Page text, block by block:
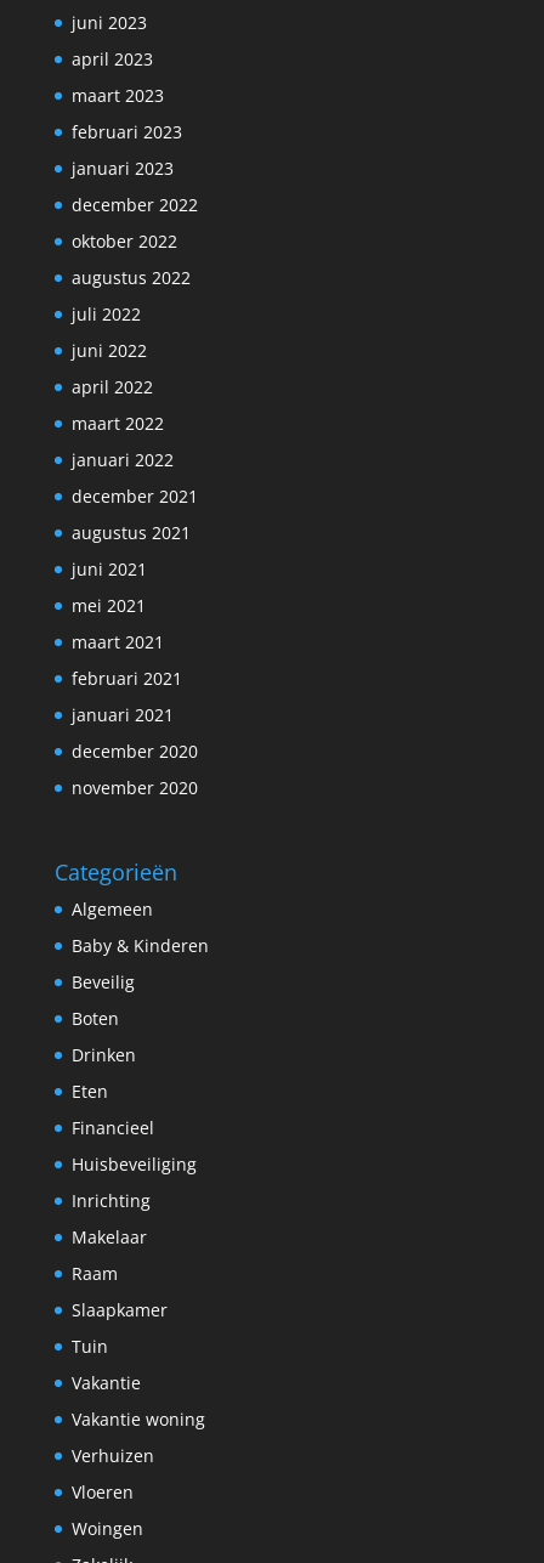
juni 2023
april 2023
maart 2023
februari 2023
januari 2023
december 2022
oktober 2022
augustus 2022
juli 2022
juni 2022
april 2022
maart 2022
januari 2022
december 2021
augustus 2021
juni 2021
mei 2021
maart 2021
februari 2021
januari 2021
december 2020
november 2020
Categorieën
Algemeen
Baby & Kinderen
Beveilig
Boten
Drinken
Eten
Financieel
Huisbeveiliging
Inrichting
Makelaar
Raam
Slaapkamer
Tuin
Vakantie
Vakantie woning
Verhuizen
Vloeren
Woingen